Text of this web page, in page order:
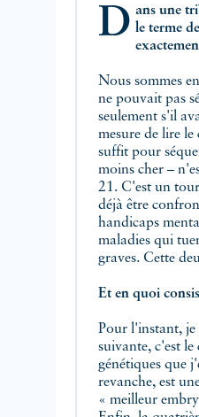
Dans une
le terme
Nous sommes
ne pouvait pas
seulement s'il
mesure de lire le
suffit pour
moins cher – n'est
21. C'est un tournant
déjà être confronté à
handicaps
maladies qui tuent
graves. Cette
Et en quoi
Pour l'instant, je
suivante, c'est le
génétiques que
revanche, est une
« meilleur